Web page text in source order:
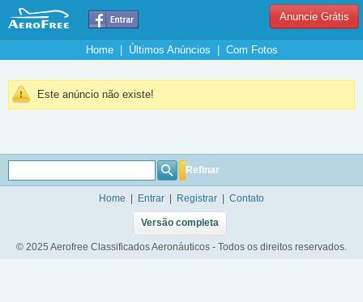
Anuncie Grátis
Home| Últimos Anúncios Com Fotos
Este anúncio não existe!
Refinar
Home Entrar Registrar Contato
Versão completa
© 2025 Aerofree Classificados Aeronáuticos - Todos os direitos reservados.